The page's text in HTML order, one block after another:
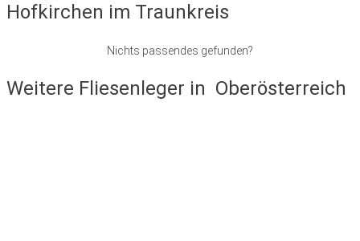
Hofkirchen im Traunkreis
Nichts passendes gefunden?
Weitere Fliesenleger in Oberösterreich